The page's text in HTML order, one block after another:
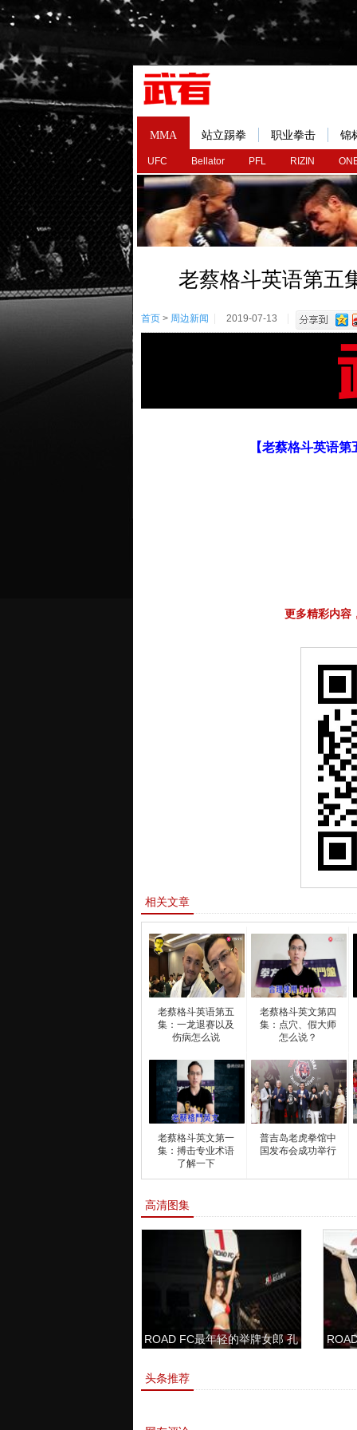
MMA
UFC Bellator PFL RIZIN
站立踢拳 职业拳击 锦
老蔡格斗英语第五
首页 > 周边新闻 2019-07-13
【老蔡格斗英语
更多精彩内容
相关文章
老蔡格斗英语第五
集：一龙退赛以及
伤病怎么说
老蔡格斗英文第四
集：点穴、假大师
怎么说？
老蔡格斗英文第一
集：搏击专业术语
了解一下
普吉岛老虎拳馆中
国发布会成功举行
高清图集
ROAD FC最年轻的举牌女郎 孔
头条推荐